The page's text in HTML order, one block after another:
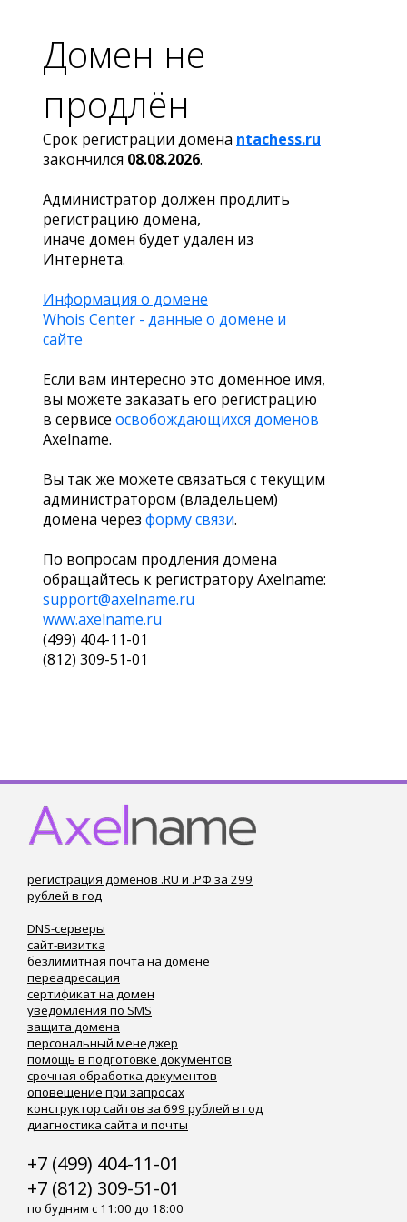
Домен не
продлён
Срок регистрации домена ntachess.ru
закончился 08.08.2026.
Администратор должен продлить
регистрацию домена,
иначе домен будет удален из
Интернета.
Информация о домене
Whois Center - данные о домене и
сайте
Если вам интересно это доменное имя,
вы можете заказать его регистрацию
в сервисе освобождающихся доменов
Axelname.
Вы так же можете связаться с текущим
администратором (владельцем)
домена через форму связи.
По вопросам продления домена
обращайтесь к регистратору Axelname:
support@axelname.ru
www.axelname.ru
(499) 404-11-01
(812) 309-51-01
регистрация доменов .RU и .РФ за 299
рублей в год
DNS-серверы
сайт-визитка
безлимитная почта на домене
переадресация
сертификат на домен
уведомления по SMS
защита домена
персональный менеджер
помощь в подготовке документов
срочная обработка документов
оповещение при запросах
конструктор сайтов за 699 рублей в год
диагностика сайта и почты
+7 (499) 404-11-01
+7 (812) 309-51-01
по будням с 11:00 до 18:00